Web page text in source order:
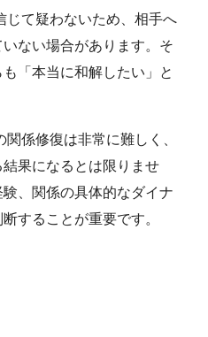
じて疑わないため、相手へ
ない場合があります。そ
「本当に和解したい」と
係修復は非常に難しく、
果になるとは限りませ
、関係の具体的なダイナ
することが重要です。